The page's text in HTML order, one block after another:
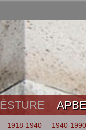
1918-1940 1940-1990